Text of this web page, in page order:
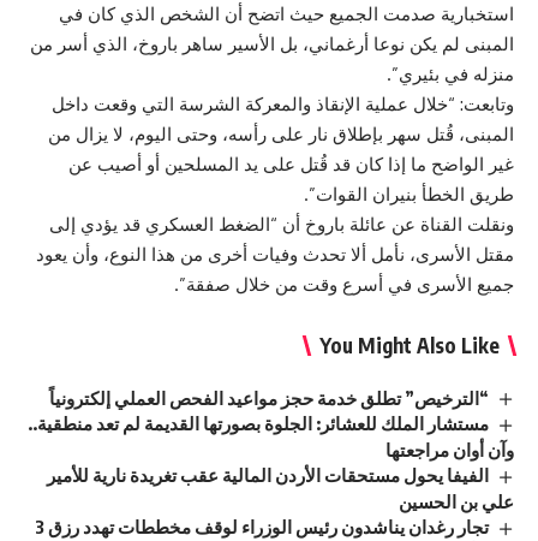
استخبارية صدمت الجميع حيث اتضح أن الشخص الذي كان في
المبنى لم يكن نوعا أرغماني، بل الأسير ساهر باروخ، الذي أسر من
منزله في بئيري”.
وتابعت: “خلال عملية الإنقاذ والمعركة الشرسة التي وقعت داخل
المبنى، قُتل سهر بإطلاق نار على رأسه، وحتى اليوم، لا يزال من
غير الواضح ما إذا كان قد قُتل على يد المسلحين أو أصيب عن
طريق الخطأ بنيران القوات”.
ونقلت القناة عن عائلة باروخ أن “الضغط العسكري قد يؤدي إلى
مقتل الأسرى، نأمل ألا تحدث وفيات أخرى من هذا النوع، وأن يعود
جميع الأسرى في أسرع وقت من خلال صفقة”.
You Might Also Like
“الترخيص” تطلق خدمة حجز مواعيد الفحص العملي إلكترونياً
مستشار الملك للعشائر: الجلوة بصورتها القديمة لم تعد منطقية..
وآن أوان مراجعتها
الفيفا يحول مستحقات الأردن المالية عقب تغريدة نارية للأمير
علي بن الحسين
تجار رغدان يناشدون رئيس الوزراء لوقف مخططات تهدد رزق 3